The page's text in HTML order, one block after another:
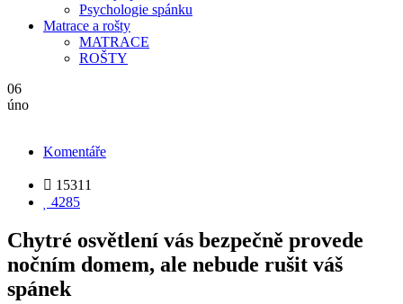
Psychologie spánku
Matrace a rošty
MATRACE
ROŠTY
06
úno
Komentáře
 15311
4285
Chytré osvětlení vás bezpečně provede
nočním domem, ale nebude rušit váš
spánek